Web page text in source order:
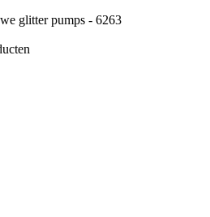
glitter pumps - 6263